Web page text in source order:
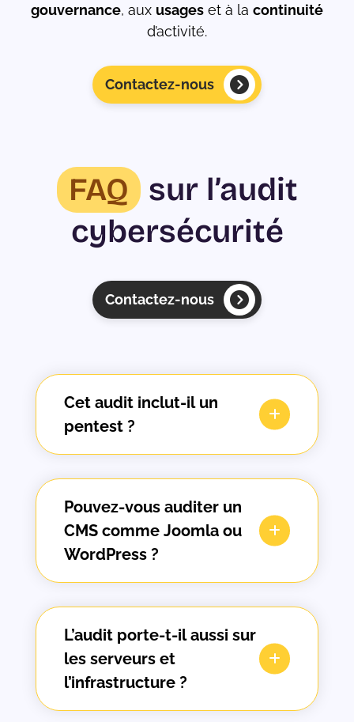
gouvernance, aux usages et à la continuité
d’activité.
Contactez-nous
FAQ sur l’audit
cybersécurité
Contactez-nous
Cet audit inclut-il un
pentest ?
Pouvez-vous auditer un
CMS comme Joomla ou
WordPress ?
L’audit porte-t-il aussi sur
les serveurs et
l’infrastructure ?